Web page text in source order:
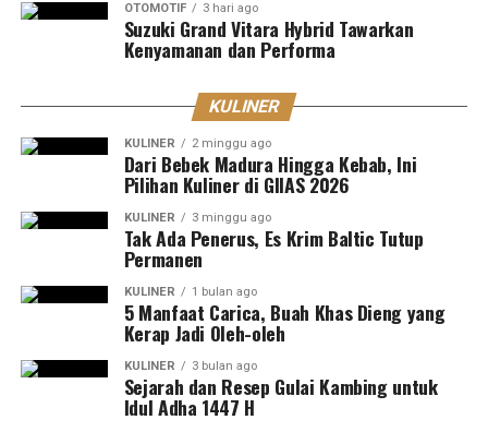
OTOMOTIF 3 hari ago
Suzuki Grand Vitara Hybrid Tawarkan
Kenyamanan dan Performa
KULINER
KULINER 2 minggu ago
Dari Bebek Madura Hingga Kebab, Ini
Pilihan Kuliner di GIIAS 2026
KULINER 3 minggu ago
Tak Ada Penerus, Es Krim Baltic Tutup
Permanen
KULINER 1 bulan ago
5 Manfaat Carica, Buah Khas Dieng yang
Kerap Jadi Oleh-oleh
KULINER 3 bulan ago
Sejarah dan Resep Gulai Kambing untuk
Idul Adha 1447 H